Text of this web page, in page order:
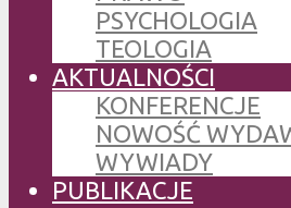
PSYCHOLOGIA
TEOLOGIA
AKTUALNOŚCI
KONFERENCJE
NOWOŚĆ
WYWIADY
PUBLIKACJE